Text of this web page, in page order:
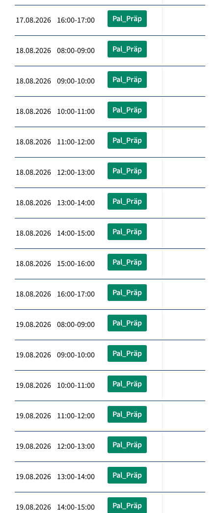
17.08.2026 16:00-17:00 Pal_Präp
18.08.2026 08:00-09:00 Pal_Präp
18.08.2026 09:00-10:00 Pal_Präp
18.08.2026 10:00-11:00 Pal_Präp
18.08.2026 11:00-12:00 Pal_Präp
18.08.2026 12:00-13:00 Pal_Präp
18.08.2026 13:00-14:00 Pal_Präp
18.08.2026 14:00-15:00 Pal_Präp
18.08.2026 15:00-16:00 Pal_Präp
18.08.2026 16:00-17:00 Pal_Präp
19.08.2026 08:00-09:00 Pal_Präp
19.08.2026 09:00-10:00 Pal_Präp
19.08.2026 10:00-11:00 Pal_Präp
19.08.2026 11:00-12:00 Pal_Präp
19.08.2026 12:00-13:00 Pal_Präp
19.08.2026 13:00-14:00 Pal_Präp
19.08.2026 14:00-15:00 Pal_Präp